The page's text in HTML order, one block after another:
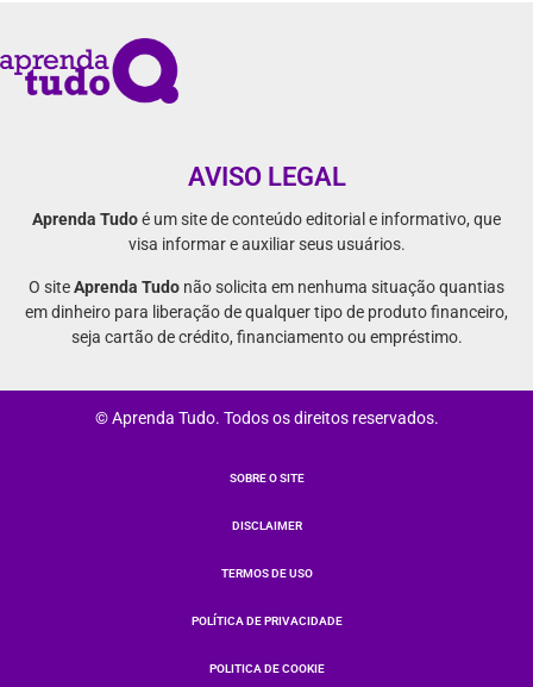
AVISO LEGAL
Aprenda Tudoé um site de conteúdo editorial e informativo, que
visa informar e auxiliar seus usuários.
O siteAprenda Tudo não solicita em nenhuma situação quantias
em dinheiro para liberação de qualquer tipo de produto financeiro,
seja cartão de crédito, financiamento ou empréstimo.
© Aprenda Tudo. Todos os direitos reservados.
SOBRE O SITE
DISCLAIMER
TERMOS DE USO
POLÍTICA DE PRIVACIDADE
POLITICA DE COOKIE